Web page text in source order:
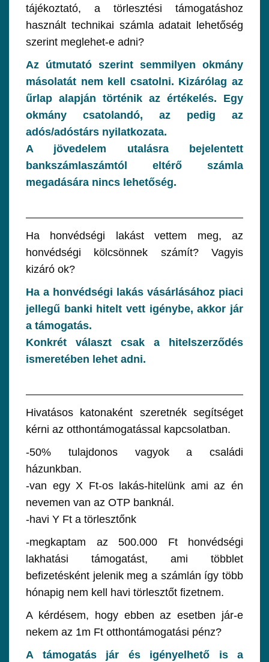
tájékoztató, a törlesztési támogatáshoz
használt technikai számla adatait lehetőség
szerint meglehet-e adni?
Az útmutató szerint semmilyen okmány
másolatát nem kell csatolni. Kizárólag az
űrlap alapján történik az értékelés. Egy
okmány csatolandó, az pedig az
adós/adóstárs nyilatkozata.
A jövedelem utalásra bejelentett
bankszámlaszámtól eltérő számla
megadására nincs lehetőség.
Ha honvédségi lakást vettem meg, az
honvédségi kölcsönnek számít? Vagyis
kizáró ok?
Ha a honvédségi lakás vásárlásához piaci
jellegű banki hitelt vett igénybe, akkor jár
a támogatás.
Konkrét választ csak a hitelszerződés
ismeretében lehet adni.
Hivatásos katonaként szeretnék segítséget
kérni az otthontámogatással kapcsolatban.
-50% tulajdonos vagyok a családi
házunkban.
-van egy X Ft-os lakás-hitelünk ami az én
nevemen van az OTP banknál.
-havi Y Ft a törlesztőnk
-megkaptam az 500.000 Ft honvédségi
lakhatási támogatást, ami többlet
befizetésként jelenik meg a számlán így több
hónapig nem kell havi törlesztőt fizetnem.
A kérdésem, hogy ebben az esetben jár-e
nekem az 1m Ft otthontámogatási pénz?
A támogatás jár és igényelhető is a